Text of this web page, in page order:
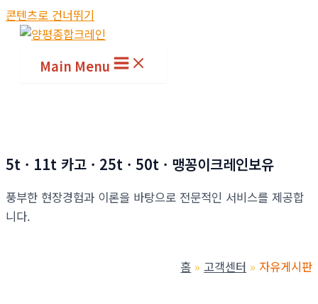
콘텐츠로 건너뛰기
Main Menu
5t · 11t 카고 · 25t · 50t · 맹꽁이크레인보유
풍부한 현장경험과 이론을 바탕으로 전문적인 서비스를 제공합
니다.
홈 고객센터 자유게시판